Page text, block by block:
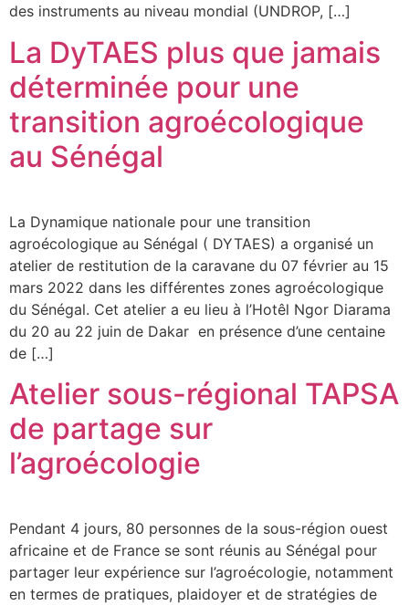
des instruments au niveau mondial (UNDROP, […]
La DyTAES plus que jamais
déterminée pour une
transition agroécologique
au Sénégal
La Dynamique nationale pour une transition
agroécologique au Sénégal ( DYTAES) a organisé un
atelier de restitution de la caravane du 07 février au 15
mars 2022 dans les différentes zones agroécologique
du Sénégal. Cet atelier a eu lieu à l’Hotêl Ngor Diarama
du 20 au 22 juin de Dakar en présence d’une centaine
de […]
Atelier sous-régional TAPSA
de partage sur
l’agroécologie
Pendant 4 jours, 80 personnes de la sous-région ouest
africaine et de France se sont réunis au Sénégal pour
partager leur expérience sur l’agroécologie, notamment
en termes de pratiques, plaidoyer et de stratégies de